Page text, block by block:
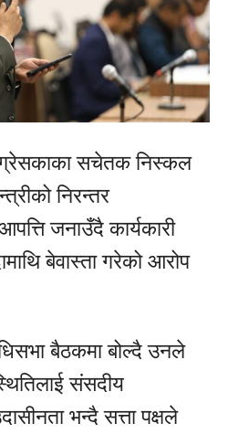
सचेतक निस्कल
निरन्तर
जनाउँदै कार्यकारी
बेवास्ता गरेको आरोप
बैठकमा बोल्दै उनले
संसदीय
भन्दै सत्ता पक्षले